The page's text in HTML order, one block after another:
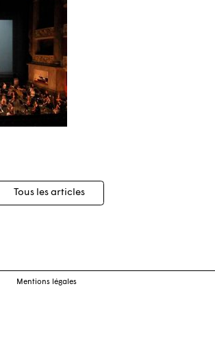
Tous les articles
Mentions légales